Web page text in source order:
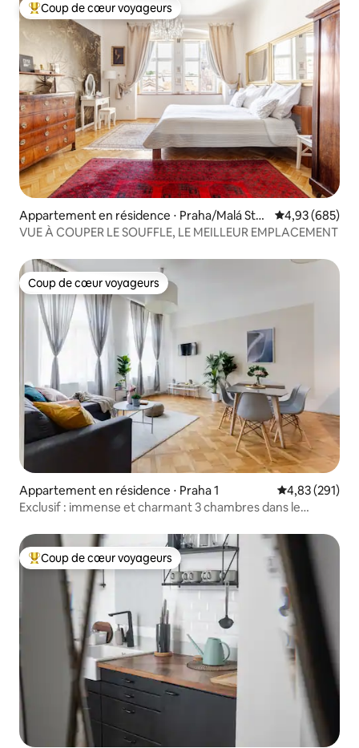
Coups de cœur voyageurs les plus appréciés
Coup de cœur voyageurs
Appartement en résidence ⋅ Praha/Malá Stra
na
Évaluation
4,93 (685)
VUE À COUPER LE SOUFFLE, LE MEILLEUR EMPLACEMENT
Coup de cœur voyageurs
Coup de cœur voyageurs
Appartement en résidence ⋅ Praha 1 Évaluation
4,83 (291)
Exclusif : immense et charmant 3 chambres dans le
Coups de cœur voyageurs les plus appréciés
Coup de cœur voyageurs